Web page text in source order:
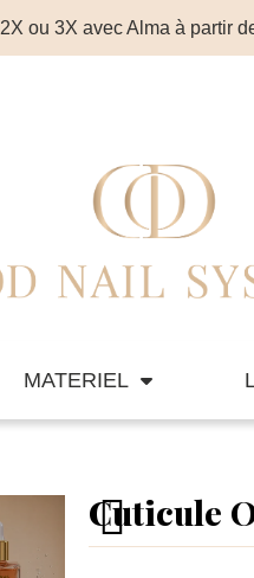
2X ou 3X avec Alma à partir
MATERIEL
Cuticule